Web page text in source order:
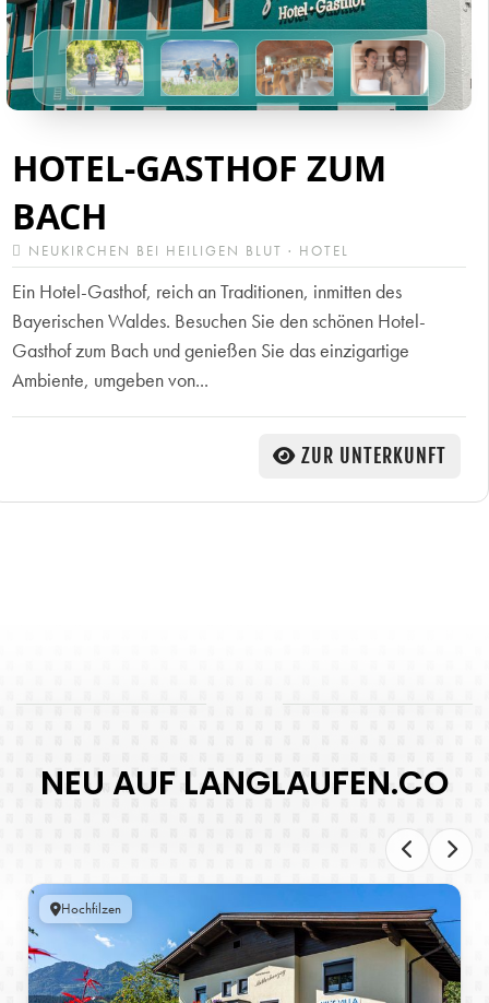
HOTEL-GASTHOF ZUM
BACH
NEUKIRCHEN BEI HEILIGEN BLUT · HOTEL
Ein Hotel-Gasthof, reich an Traditionen, inmitten des
Bayerischen Waldes. Besuchen Sie den schönen Hotel-
Gasthof zum Bach und genießen Sie das einzigartige
Ambiente, umgeben von...
ZUR UNTERKUNFT
NEU AUF LANGLAUFEN.CO
Hochfilzen